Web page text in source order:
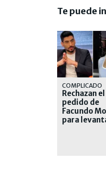
Te puede
COMPLICADO
Rechazan el
pedido de
Facundo
para